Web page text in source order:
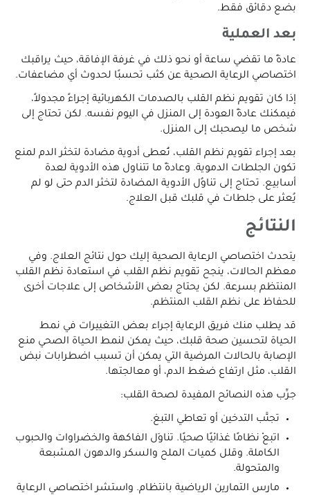
بضع دقائق فقط.
بعد العملية
عادةً ما تقضي ساعة أو نحو ذلك في غرفة الإفاقة، حيث يراقبك
اختصاصي الرعاية الصحية عن كثب تحسبًا لحدوث أي مضاعفات.
إذا كان تقويم نظم القلب بالصدمات الكهربائية إجراءً مجدولاً،
فيمكنك عادةً العودة إلى المنزل في اليوم نفسه. لكن تحتاج إلى
شخص ما ليصحبك إلى المنزل.
بعد إجراء تقويم نظم القلب، تُعطى أدوية مضادة لتخثر الدم لمنع
تكون الجلطات الدموية. وعادةً ما تتناول هذه الأدوية لعدة
أسابيع. تحتاج إلى تناوُل الأدوية المضادة لتخثر الدم حتى لو لم
يُعثر على جلطات في قلبك قبل العلاج.
النتائج
يتحدث اختصاصي الرعاية الصحية إليك حول نتائج العلاج. وفي
معظم الحالات، ينجح تقويم نظم القلب في استعادة نظم القلب
المنتظم بسرعة. لكن يحتاج بعض الأشخاص إلى علاجات أخرى
للحفاظ على نظم القلب المنتظم.
قد يطلب منك فريق الرعاية إجراء بعض التغييرات في نمط
الحياة لتحسين صحة قلبك، حيث يمكن لنمط الحياة الصحي منع
الإصابة بالحالات المرضية التي يمكن أن تسبب اضطرابات نبض
القلب، مثل ارتفاع ضغط الدم، أو معالجتها.
جرِّب هذه النصائح المفيدة لصحة القلب:
تجنَّب التدخين أو تعاطي التبغ.
اتبعْ نظامًا غذائيًا صحيًا. تناوَل الفاكهة والخضراوات والحبوب
الكاملة. وقلل كميات الملح والسكر والدهون المشبعة
والمتحولة.
مارِس التمارين الرياضية بانتظام. واستشر اختصاصي الرعاية